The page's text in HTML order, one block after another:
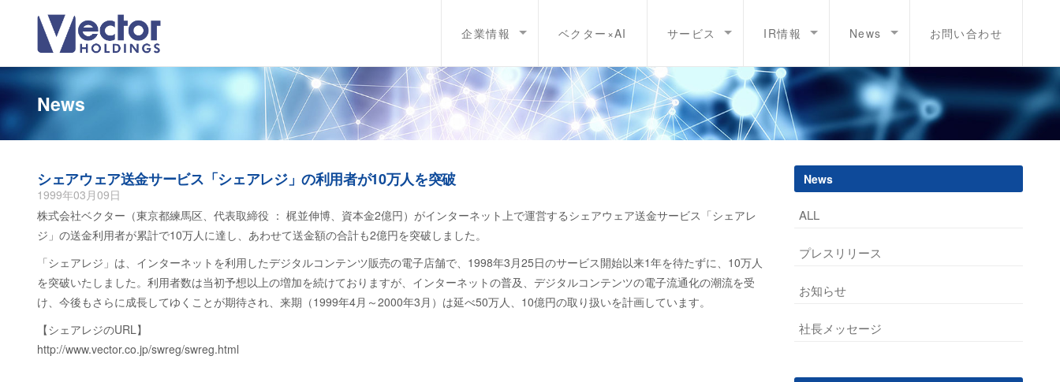
企業情報 ベクター×AI サービス IR情報 News お問い合わせ
News
シェアウェア送金サービス「シェアレジ」の利用者が10万人を突破
1999年03月09日
株式会社ベクター（東京都練馬区、代表取締役 ： 梶並伸博、資本金2億円）がインターネット上で運営するシェアウェア送金サービス「シェアレ
ジ」の送金利用者が累計で10万人に達し、あわせて送金額の合計も2億円を突破しました。
「シェアレジ」は、インターネットを利用したデジタルコンテンツ販売の電子店舗で、1998年3月25日のサービス開始以来1年を待たずに、10万人
を突破いたしました。利用者数は当初予想以上の増加を続けておりますが、インターネットの普及、デジタルコンテンツの電子流通化の潮流を受
け、今後もさらに成長してゆくことが期待され、来期（1999年4月～2000年3月）は延べ50万人、10億円の取り扱いを計画しています。
【シェアレジのURL】
http://www.vector.co.jp/swreg/swreg.html
News
ALL
プレスリリース
お知らせ
社長メッセージ